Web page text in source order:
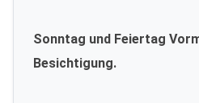
Sonntag und Feiertag
Besichtigung.